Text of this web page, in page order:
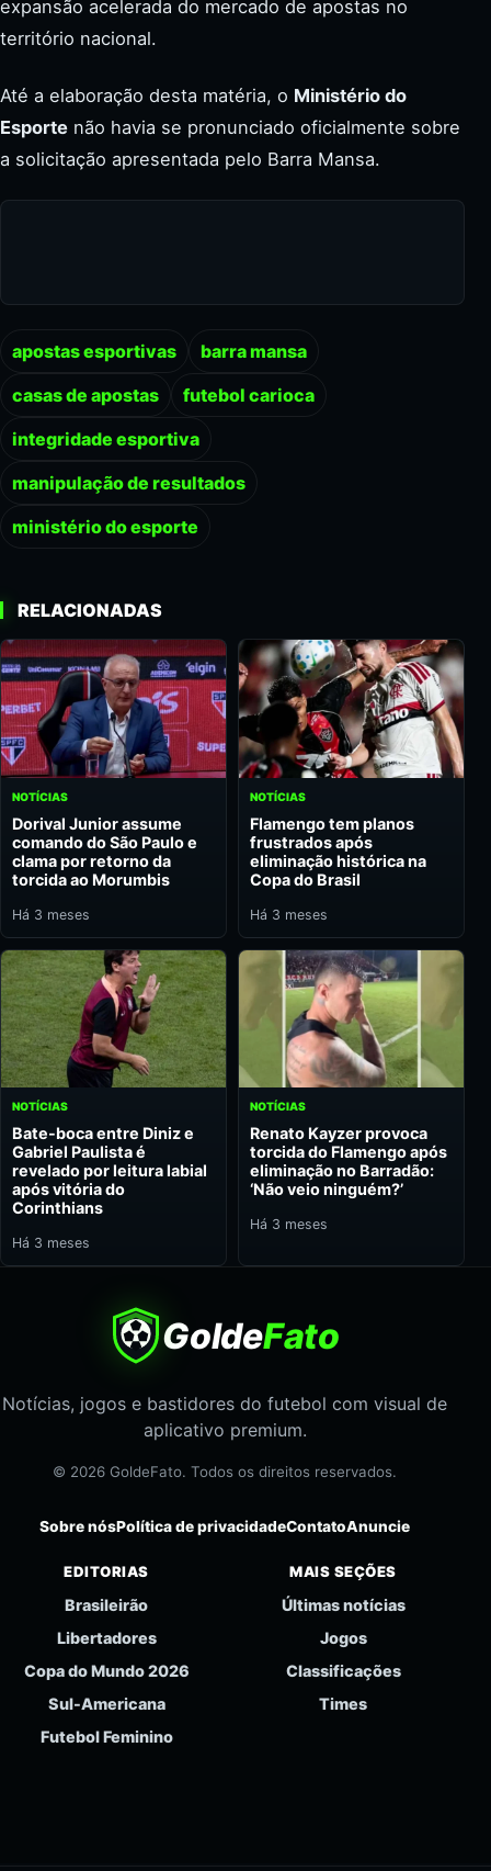
expansão acelerada do mercado de apostas no
território nacional.
Até a elaboração desta matéria, o Ministério do
Esporte não havia se pronunciado oficialmente sobre
a solicitação apresentada pelo Barra Mansa.
apostas esportivas
barra mansa
casas de apostas
futebol carioca
integridade esportiva
manipulação de resultados
ministério do esporte
RELACIONADAS
NOTÍCIAS
Dorival Junior assume
comando do São Paulo e
clama por retorno da
torcida ao Morumbis
Há 3 meses
NOTÍCIAS
Flamengo tem planos
frustrados após
eliminação histórica na
Copa do Brasil
Há 3 meses
NOTÍCIAS
Bate-boca entre Diniz e
Gabriel Paulista é
revelado por leitura labial
após vitória do
Corinthians
Há 3 meses
NOTÍCIAS
Renato Kayzer provoca
torcida do Flamengo após
eliminação no Barradão:
‘Não veio ninguém?’
Há 3 meses
GoldeFato
Notícias, jogos e bastidores do futebol com visual de
aplicativo premium.
© 2026 GoldeFato. Todos os direitos reservados.
Sobre nósPolítica de privacidadeContatoAnuncie
EDITORIAS
Brasileirão
Libertadores
Copa do Mundo 2026
Sul-Americana
Futebol Feminino
MAIS SEÇÕES
Últimas notícias
Jogos
Classificações
Times